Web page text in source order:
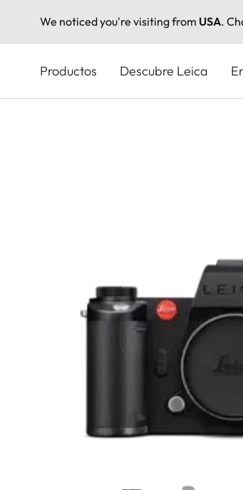
We noticed you're visiting from USA.
principal
Productos Descubre Leica